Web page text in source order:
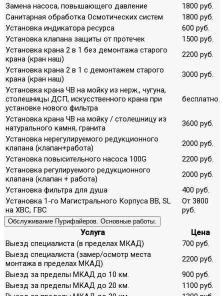
Замена насоса, повышающего давление
1800 руб.
Санитарная обработка Осмотических систем
1800 руб.
Установка индикатора ресурса
600 руб.
Установка клапана защиты от протечек
1500 руб.
Установка крана 2 в 1 без демонтажа старого
крана (кран наш)
2200 руб.
Установка крана 2 в 1 с демонтажем старого
крана (кран наш)
3000 руб.
Установка крана ЧВ на мойку из нерж., чугуна,
столешницы ДСП, искусственного крана при
установке нового фильтра
бесплатно
Установка крана ЧВ на мойку / столешницу из
натурального камня, гранита
3600 руб.
Установка нерегулируемого редукционного
клапана (клапан+работа)
2000 руб.
Установка повысительного насоса 100G
2200 руб.
Установка регулируемого редукционного
клапана (клапан + работа)
2000 руб.
Установка фильтра для душа
400 руб.
Установка 1-го Магистрального Корпуса ВВ, SL
на ХВС, ГВС
От 3800
руб.
Обслуживание Пурифайеров. Основные работы.
Услуга
Цена
Выезд специалиста (в пределах МКАД)
700 руб.
Выезд специалиста (замер/осмотр места
монтажа в пределах МКАД)
2200 руб.
Выезд за пределы МКАД до 10 км.
900 руб.
Выезд за пределы МКАД до 20 км.
1100 руб.